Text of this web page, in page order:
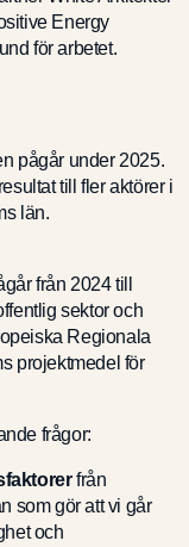
Energy
för arbetet.
pågår under 2025.
till fler aktörer i
län.
från 2024 till
sektor och
Regionala
projektmedel för
frågor:
från
som gör att vi går
och